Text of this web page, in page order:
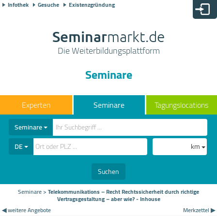
Infothek Gesuche Existenzgründung
Seminarmarkt.de
Die Weiterbildungsplattform
Seminare
Seminare Tagungslocations
Seminare
DE
km
Suchen
Seminare>Telekommunikations – Recht Rechtssicherheit durch richtige
Vertragsgestaltung – aber wie? - Inhouse
◀ weitere Angebote
Merkzettel ▶